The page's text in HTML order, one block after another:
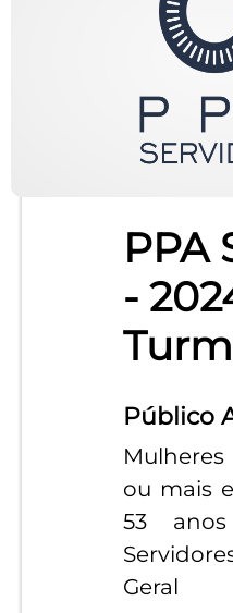
PPA
-
Público
ou mais
53
Geral